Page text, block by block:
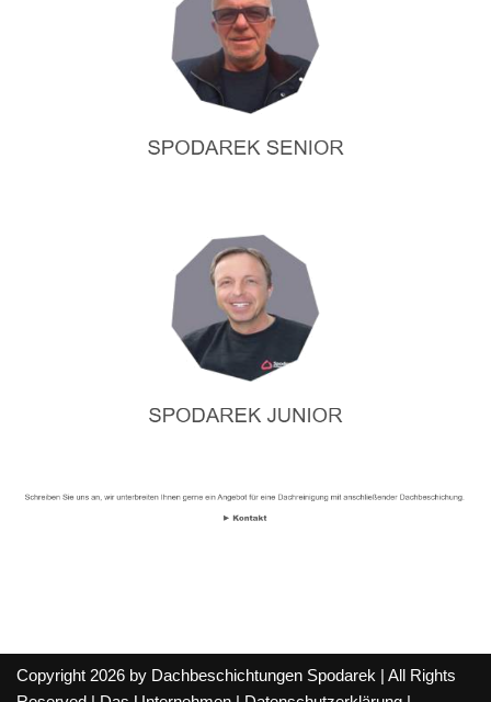
Copyright 2026 by Dachbeschichtungen Spodarek | All Rights